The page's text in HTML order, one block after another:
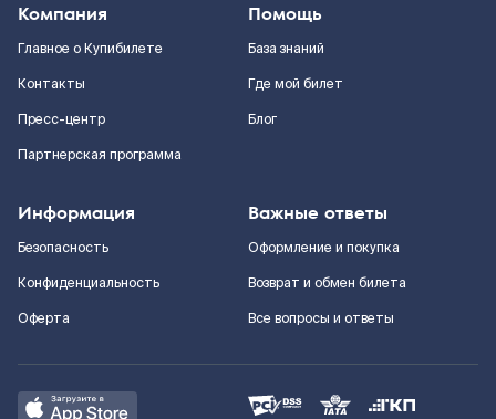
Компания
Главное о Купибилете
Контакты
Пресс-центр
Партнерская программа
Помощь
База знаний
Где мой билет
Блог
Информация
Безопасность
Конфиденциальность
Оферта
Важные ответы
Оформление и покупка
Возврат и обмен билета
Все вопросы и ответы